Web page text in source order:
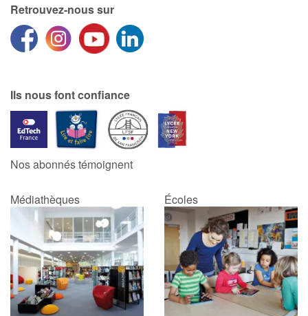
Retrouvez-nous sur
Ils nous font confiance
Nos abonnés témoignent
Médiathèques Écoles